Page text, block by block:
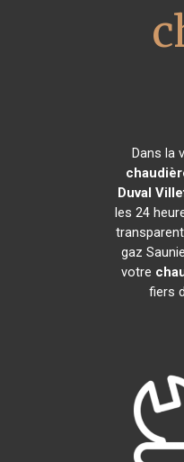
Dans la
Duval
les 24
gaz
votre
fiers